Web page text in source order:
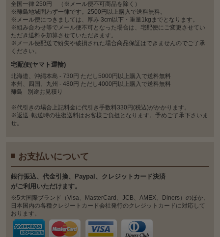
全国一律 250円 （※メール便不可商品を除く）
※離島地域問わず一律です。2500円以上購入で送料無料。
※メール便につきましては、厚み 3cm以下・重量1kgまでとなります。
※組み合わせ等でメール便不可となった場合は、宅配便にご変更させてい
ただき送料を加算させていただきます。
※メール便配送で紛失や破損された場合商品保証はできませんのでご了承
ください。
宅配便(ヤマト運輸)
北海道、沖縄本島 - 730円 ただし5000円以上購入で送料無料
本州、四国、九州 - 480円 ただし4000円以上購入で送料無料
離島 - 別途お見積り
※代引きの場合上記料金に代引き手数料330円(税込)がかかります。
※返送･転送時の往復送料はお客様ご負担となります。予めご了承下さいま
せ。
お支払いについて
銀⾏振込、代⾦引換、Paypal、クレジットカード決済
がご利⽤いただけます。
※5大国際ブランド（Visa、MasterCard、JCB、AMEX、Diners）のほか、
日本国内の各種クレジートカード会社発行のクレジットカードに対応して
おります。